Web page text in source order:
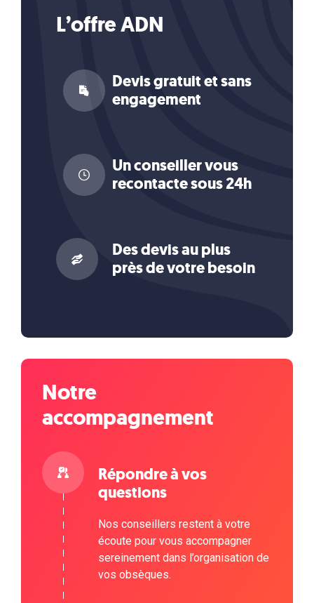
L’offre ADN
Devis gratuit et sans
engagement
Un conseiller vous
recontacte sous 24h
Des devis au plus
près de votre besoin
Notre
accompagnement
Répondre à vos
questions
Nos conseillers restent à votre
écoute pour vous accompagner
sereinement dans l’organisation de
vos obsèques.